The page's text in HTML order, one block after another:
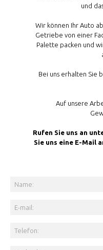
und
Wir können Ihr Auto
Getriebe von einer
Palette packen und
Bei uns erhalten Sie
Auf unsere
Rufen Sie uns an
Sie uns eine E-Mail